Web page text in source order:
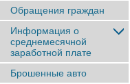
Обращения граждан
Информация о
среднемесячной
заработной плате
Брошенные авто